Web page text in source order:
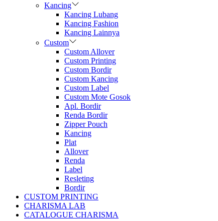
Kancing
Kancing Lubang
Kancing Fashion
Kancing Lainnya
Custom
Custom Allover
Custom Printing
Custom Bordir
Custom Kancing
Custom Label
Custom Mote Gosok
Apl. Bordir
Renda Bordir
Zipper Pouch
Kancing
Plat
Allover
Renda
Label
Resleting
Bordir
CUSTOM PRINTING
CHARISMA LAB
CATALOGUE CHARISMA